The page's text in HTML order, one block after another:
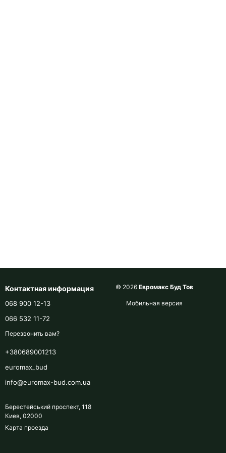
Контактная информация
068 900 12-13
066 532 11-72
Перезвонить вам?
+380689001213
euromax_bud
info@euromax-bud.com.ua
Берестейський проспект, 118
Киев, 02000
Карта проезда
© 2026 Евромакс Буд Тов
Мобильная версия